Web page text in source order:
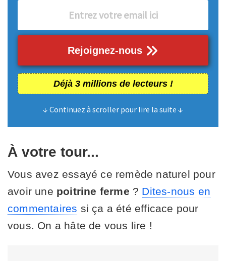
Rejoignez-nous
Déjà 3 millions de lecteurs !
↓ Continuez à scroller pour lire la suite ↓
À votre tour...
Vous avez essayé ce remède naturel pour
avoir une poitrine ferme ? Dites-nous en
commentaires si ça a été efficace pour
vous. On a hâte de vous lire !